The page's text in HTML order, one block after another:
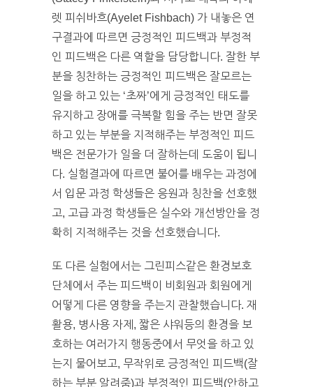
렛 피쉬바흐(Ayelet Fishbach) 가 내놓은 연
구결과에 따르면 긍정적인 피드백과 부정적
인 피드백은 다른 역할을 담당합니다. 잘한 부
분을 칭찬하는 긍정적인 피드백은 잘모르는
일을 하고 있는 ‘초짜’에게 긍정적인 태도를
유지하고 장애를 극복할 힘을 주는 반면 잘못
하고 있는 부분을 지적해주는 부정적인 피드
백은 전문가가 일을 더 잘하는데 도움이 됩니
다. 실험결과에 따르면 불어를 배우는 과정에
서 입문 과정 학생들은 응원과 칭찬을 선호했
고, 고급 과정 학생들은 실수와 개선방안을 정
확히 지적해주는 것을 선호했습니다.
또 다른 실험에서는 그린피스같은 환경보호
단체에서 주는 피드백이 비회원과 회원에게
어떻게 다른 영향을 주는지 관찰했습니다. 재
활용, 병사용 자제, 짧은 샤워등의 환경을 보
호하는 여러가지 행동중에서 무엇을 하고 있
는지 물어보고, 무작위로 긍정적인 피드백(잘
하는 부분 알려줌)과 부정적인 피드백(안하고